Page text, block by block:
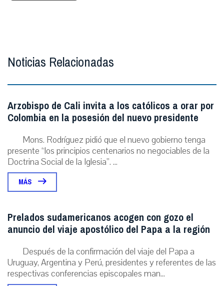
Noticias Relacionadas
Arzobispo de Cali invita a los católicos a orar por
Colombia en la posesión del nuevo presidente
Mons. Rodríguez pidió que el nuevo gobierno tenga
presente “los principios centenarios no negociables de la
Doctrina Social de la Iglesia”. ...
MÁS
Prelados sudamericanos acogen con gozo el
anuncio del viaje apostólico del Papa a la región
Después de la confirmación del viaje del Papa a
Uruguay, Argentina y Perú, presidentes y referentes de las
respectivas conferencias episcopales man...